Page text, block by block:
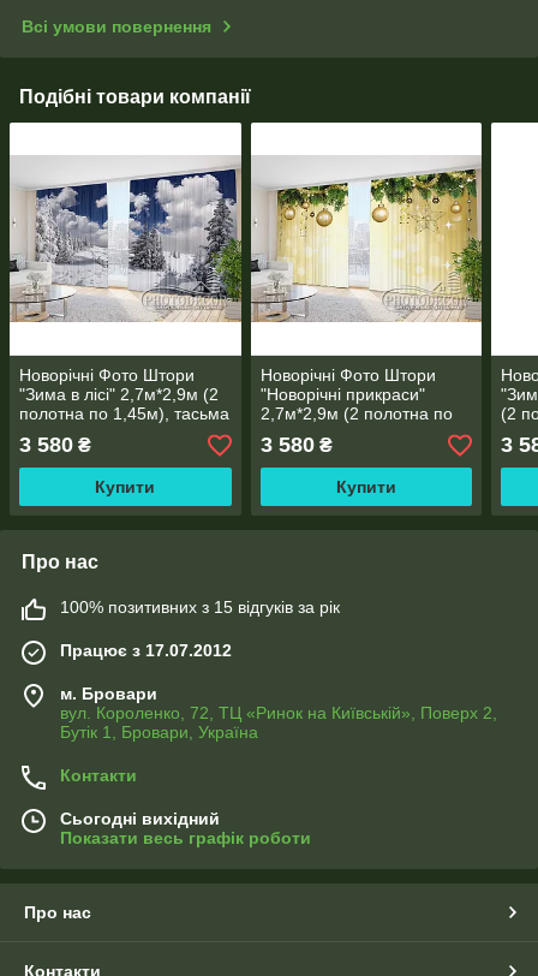
Всі умови повернення
Подібні товари компанії
Новорічні Фото Штори
"Зима в лісі" 2,7м*2,9м (2
полотна по 1,45м), тасьма
3 580 ₴
Купити
Новорічні Фото Штори
"Новорічні прикраси"
2,7м*2,9м (2 полотна по
3 580₴
Купити
(2
3
Про нас
100% позитивних з 15 відгуків за рік
Працює з 17.07.2012
м. Бровари
вул. Короленко, 72, ТЦ «Ринок на Київській», Поверх 2,
Бутік 1, Бровари, Україна
Контакти
Сьогодні вихідний
Показати весь графік роботи
Про нас
Контакти